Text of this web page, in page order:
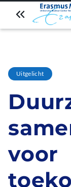
Naar
voor
Uitgelicht